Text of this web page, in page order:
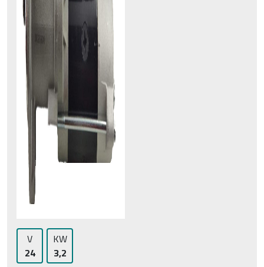
V
24
KW
3,2